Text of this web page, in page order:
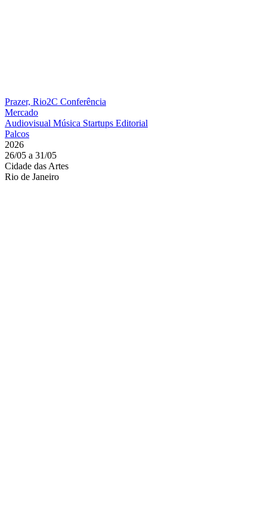
Prazer, Rio2C Conferência
Mercado
Audiovisual Música Startups Editorial
Palcos
2026
26/05 a 31/05
Cidade das Artes
Rio de Janeiro